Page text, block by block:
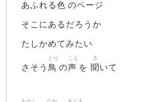
あふれる色 のページ
そこにあるだろうか
たしかめてみたい
さそう 鳥
とり
の声
こえ
を 聞
き
いて